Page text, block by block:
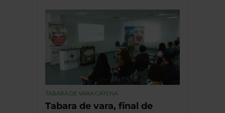
TABARA DE VARA CATENA
Tabara de vara, final de